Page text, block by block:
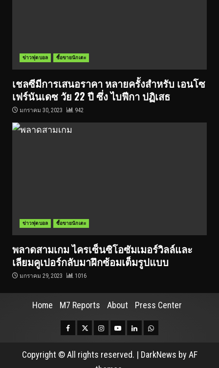
ข่าวฟุตบอล ซื้อขายนักเตะ
เชลซีมีการเสนอราคา หลายครั้งสำหรับ เอนโซ
เฟร์นันเดซ วัย 22 ปี ซึ่ง ไบฟีกา ปฏิเสธ
มกราคม 30, 2023 942
ข่าวฟุตบอล ซื้อขายนักเตะ
พลาดสามเกม ไครเซ็นซิโอซัมเมอร์วิลล์และ
เลียมคูเปอร์กลับมาฝึกซ้อมเต็มรูปแบบ
มกราคม 29, 2023 1016
Home M7 Reports About Press Center
Facebook
TwitterInstagram
YoutubeLinkedinWhatsapp
Copyright © All rights reserved. | DarkNews by AF